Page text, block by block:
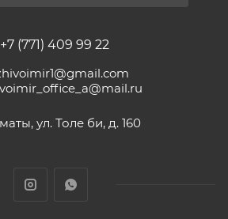
+7 (771) 409 99 22
ул. Толе би, д. 160